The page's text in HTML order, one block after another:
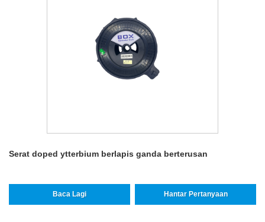
Serat doped ytterbium berlapis ganda berterusan
Baca Lagi Hantar Pertanyaan